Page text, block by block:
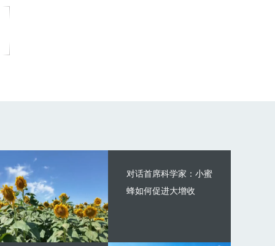
对话首席科学家：小蜜
蜂如何促进大增收